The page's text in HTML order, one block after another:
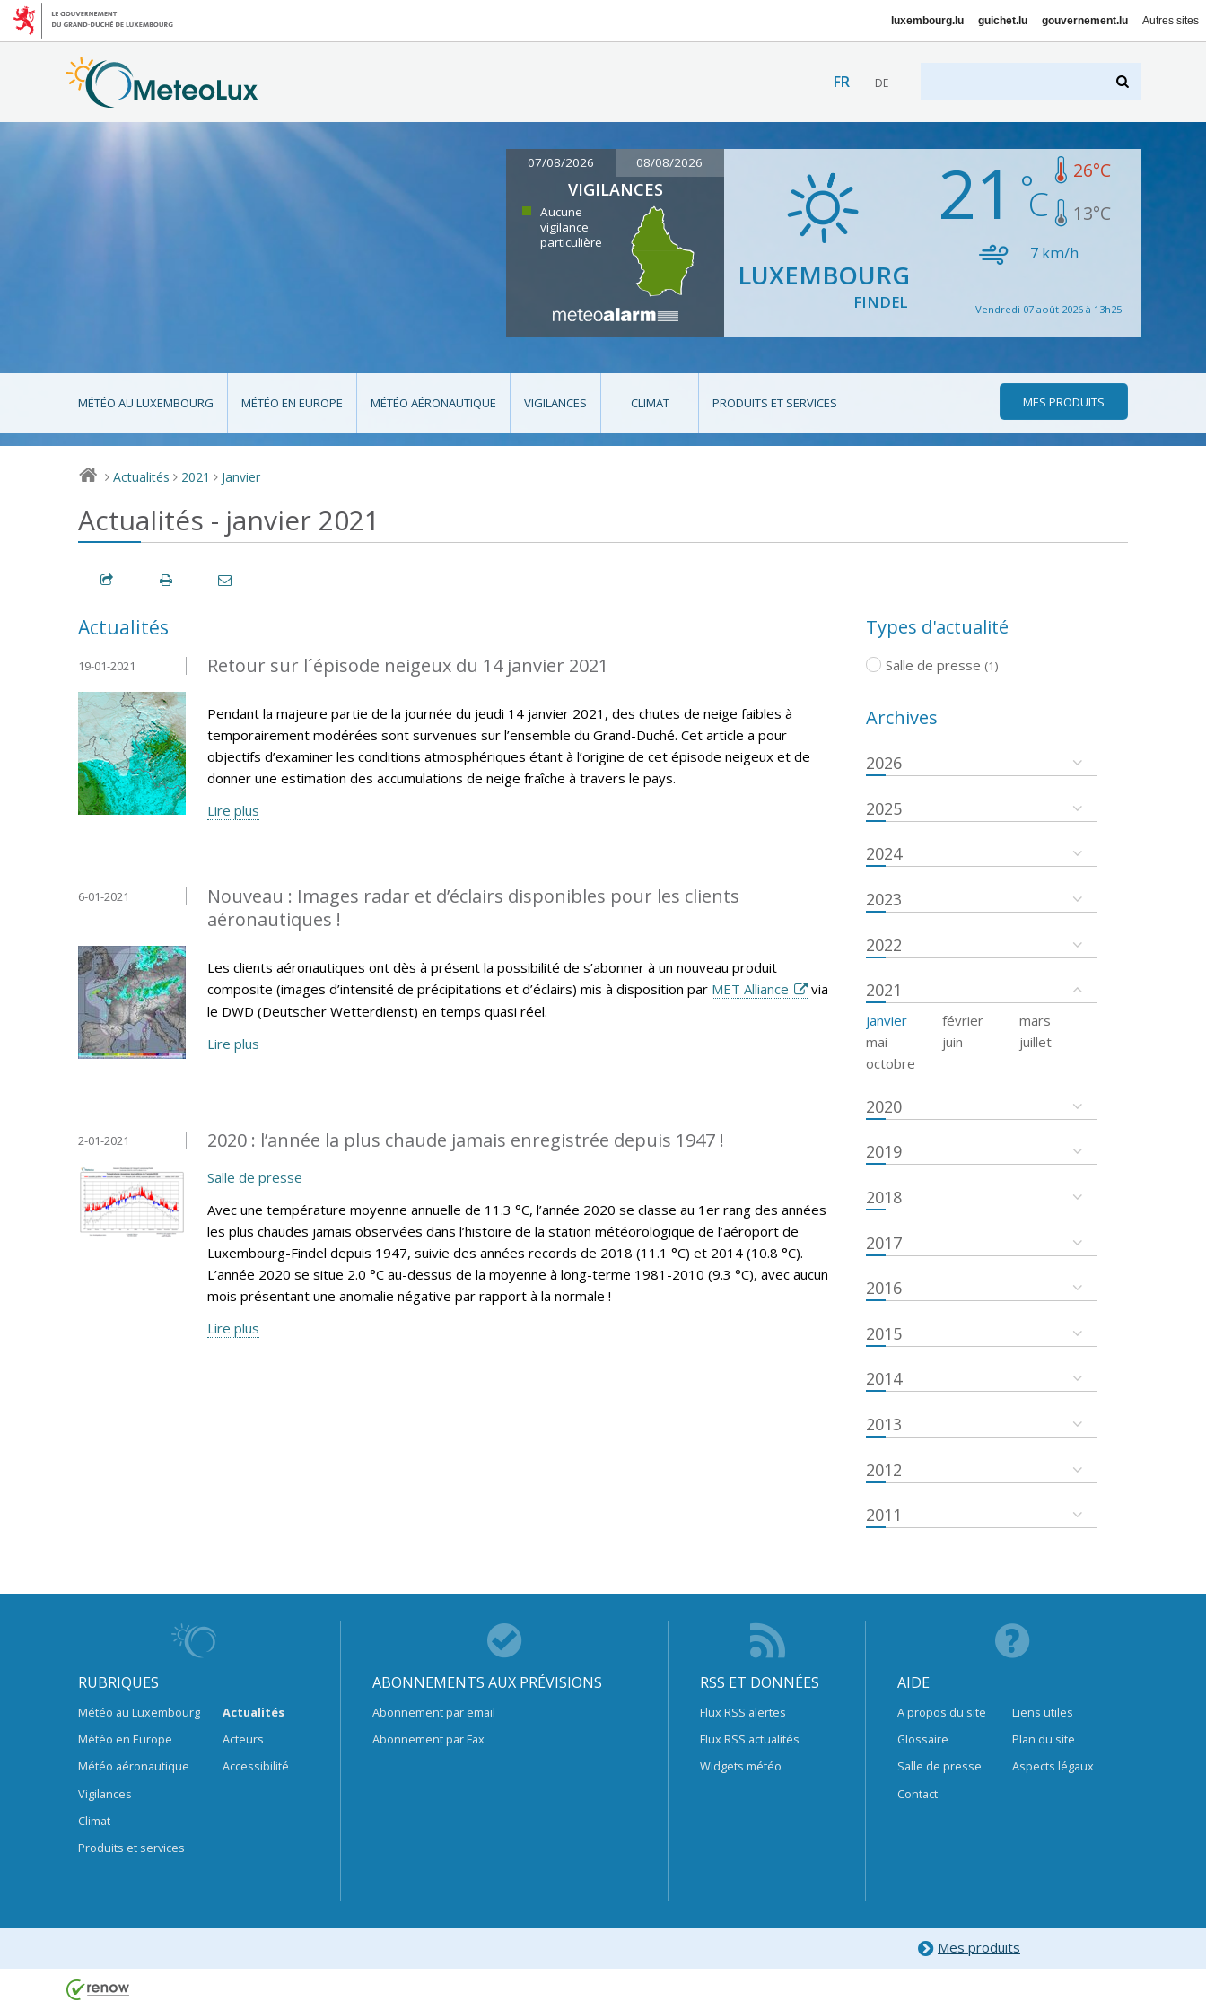
luxembourg.lu guichet.lu gouvernement.lu Autres sites
FR DE
07/08/2026 08/08/2026
VIGILANCES
Aucune
vigilance
particulière
LUXEMBOURG
FINDEL
21 26°C
13°C
7 km/h
Vendredi 07 août 2026 à 13h25
MÉTÉO AU LUXEMBOURG MÉTÉO EN EUROPE MÉTÉO AÉRONAUTIQUE VIGILANCES CLIMAT PRODUITS ET SERVICES MES PRODUITS
> Actualités > 2021 > Janvier
Actualités - janvier 2021
Actualités
Retour sur l´épisode neigeux du 14 janvier 2021
19-01-2021
Pendant la majeure partie de la journée du jeudi 14 janvier 2021, des chutes de neige faibles à
temporairement modérées sont survenues sur l’ensemble du Grand-Duché. Cet article a pour
objectifs d’examiner les conditions atmosphériques étant à l’origine de cet épisode neigeux et de
donner une estimation des accumulations de neige fraîche à travers le pays.
Lire plus
Nouveau : Images radar et d’éclairs disponibles pour les clients
aéronautiques !
6-01-2021
Les clients aéronautiques ont dès à présent la possibilité de s’abonner à un nouveau produit
composite (images d’intensité de précipitations et d’éclairs) mis à disposition par MET Alliance
via
le DWD (Deutscher Wetterdienst) en temps quasi réel.
Lire plus
2020 : l’année la plus chaude jamais enregistrée depuis 1947 !
2-01-2021
Salle de presse
Avec une température moyenne annuelle de 11.3 °C, l’année 2020 se classe au 1er rang des années
les plus chaudes jamais observées dans l’histoire de la station météorologique de l’aéroport de
Luxembourg-Findel depuis 1947, suivie des années records de 2018 (11.1 °C) et 2014 (10.8 °C).
L’année 2020 se situe 2.0 °C au-dessus de la moyenne à long-terme 1981-2010 (9.3 °C), avec aucun
mois présentant une anomalie négative par rapport à la normale !
Lire plus
Types d'actualité
Salle de presse (1)
Archives
2026
2025
2024
2023
2022
2021
janvier février
mars
mai
juin
juillet
octobre
2020
2019
2018
2017
2016
2015
2014
2013
2012
2011
RUBRIQUES
Météo au Luxembourg
Météo en Europe
Météo aéronautique
Vigilances
Climat
Produits et services
Actualités
Acteurs
Accessibilité
ABONNEMENTS AUX PRÉVISIONS
Abonnement par email
Abonnement par Fax
RSS ET DONNÉES
Flux RSS alertes
Flux RSS actualités
Widgets météo
AIDE
A propos du site
Glossaire
Salle de presse
Contact
Liens utiles
Plan du site
Aspects légaux
Mes produits